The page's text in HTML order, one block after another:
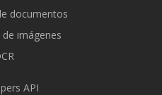
documentos
imágenes
API